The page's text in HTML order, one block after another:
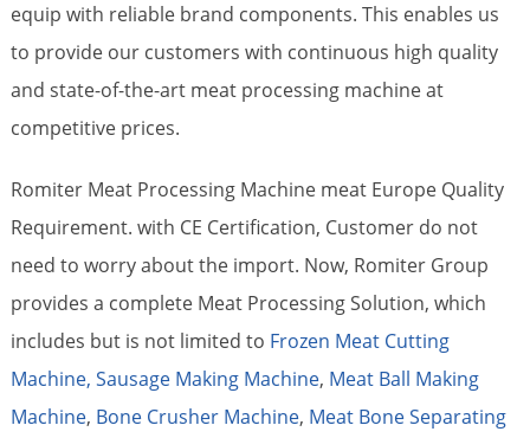
equip with reliable brand components. This enables us
to provide our customers with continuous high quality
and state-of-the-art meat processing machine at
competitive prices.
Romiter Meat Processing Machine meat Europe Quality
Requirement. with CE Certification, Customer do not
need to worry about the import. Now, Romiter Group
provides a complete Meat Processing Solution, which
includes but is not limited to Frozen Meat Cutting
Machine, Sausage Making Machine, Meat Ball Making
Machine, Bone Crusher Machine, Meat Bone Separating